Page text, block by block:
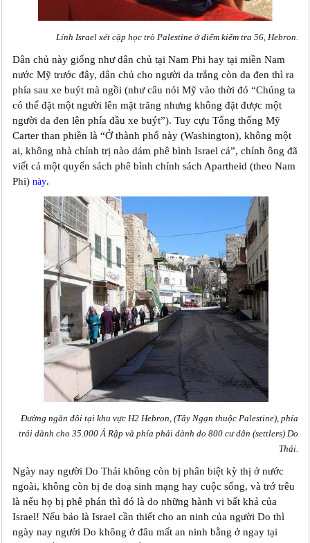
Lính Israel xét cặp học trò Palestine ở điểm kiểm tra 56, Hebron.
Dân chủ này giống như dân chủ tại Nam Phi hay tại miền Nam
nước Mỹ trước đây, dân chủ cho người da trắng còn da đen thì ra
phía sau xe buýt mà ngồi (như câu nói Mỹ vào thời đó “Chúng ta
có thể đặt một người lên mặt trăng nhưng không đặt được một
người da đen lên phía đầu xe buýt”). Tuy cựu Tổng thống Mỹ
Carter than phiền là “Ở thành phố này (Washington), không một
ai, không nhà chính trị nào dám phê bình Israel cả”, chính ông đã
viết cả một quyển sách phê bình chính sách Apartheid (theo Nam
Phi) này.
Đường ngăn đôi tại khu vực H2 Hebron, (Tây Ngạn thuộc Palestine), phía
trái dành cho 35.000 Ả Rập và phía phải dành do 800 cư dân (settlers) Do
Thái.
Ngày nay người Do Thái không còn bị phân biệt kỳ thị ở nước
ngoài, không còn bị đe doạ sinh mạng hay cuộc sống, và trớ trêu
là nếu họ bị phê phán thì đó là do những hành vi bất khả của
Israel! Nếu bảo là Israel cần thiết cho an ninh của người Do thì
ngày nay người Do không ở đâu mất an ninh bằng ở ngay tại